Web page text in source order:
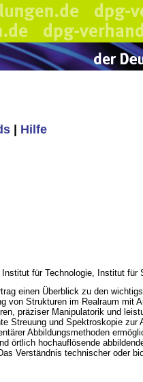
Hilfe
für Technologie, Institut für
einen Überblick zu den
Strukturen im Realraum mit
präziser Manipulatorik und
und Spektroskopie
Abbildungsmethoden
örtlich hochauflösende
Verständnis technischer oder